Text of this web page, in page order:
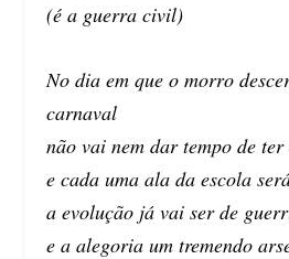
(é a guerra civil)
No dia em que o morro
carnaval
não vai nem dar tempo de
e cada uma ala da escola
a evolução já vai ser de
e a alegoria um tremendo